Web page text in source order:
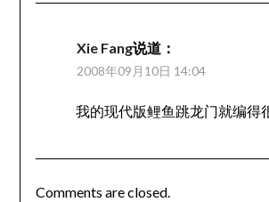
Xie Fang说道：
2008年09月10日 14:04
我的现代版鲤鱼跳龙门就编得
Comments are closed.